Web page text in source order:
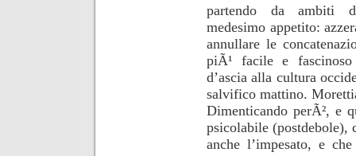
partendo da ambiti
medesimo appetito:
annullare le
piÃ¹ facile e
d’ascia alla cultura
salvifico mattino.
Dimenticando perÃ², e
psicolabile (postdebole),
anche l’impesato, e